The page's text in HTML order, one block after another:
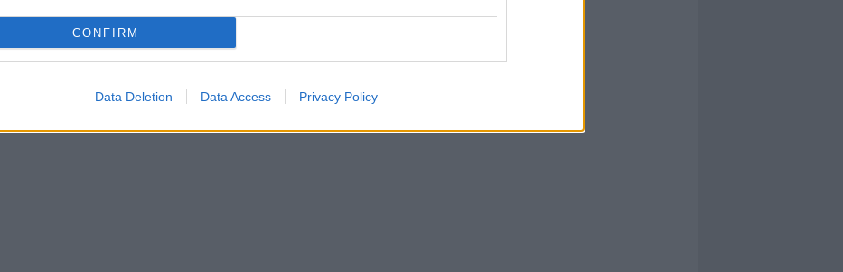
CONFIRM
Data Deletion Data Access Privacy Policy